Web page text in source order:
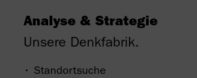
Analyse & Strategie
Unsere Denkfabrik.
• Standortsuche